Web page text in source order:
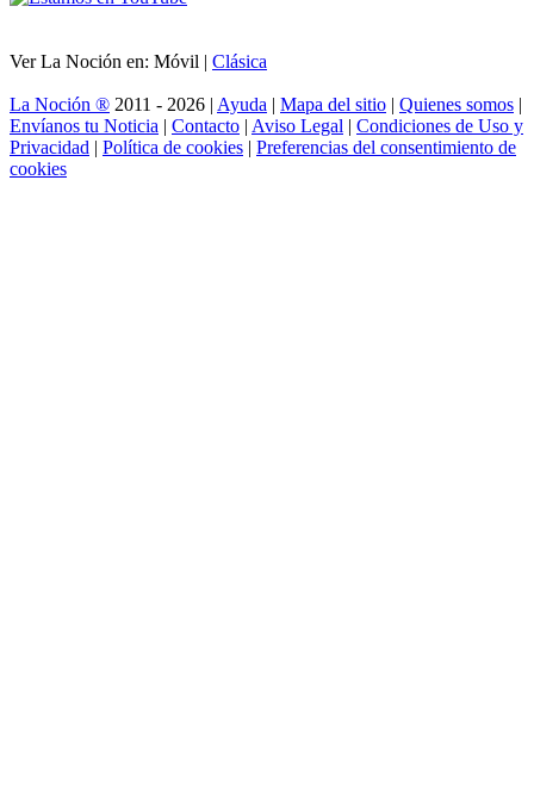
Ver La Noción en: Móvil | Clásica
La Noción ® 2011 - 2026 | Ayuda | Mapa del sitio | Quienes somos |
Envíanos tu Noticia | Contacto | Aviso Legal | Condiciones de Uso y
Privacidad | Política de cookies | Preferencias del consentimiento de
cookies